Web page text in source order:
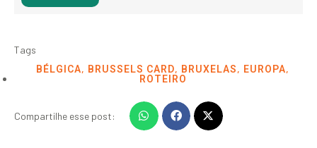
Tags
BÉLGICA, BRUSSELS CARD, BRUXELAS, EUROPA,
ROTEIRO
Compartilhe esse post: